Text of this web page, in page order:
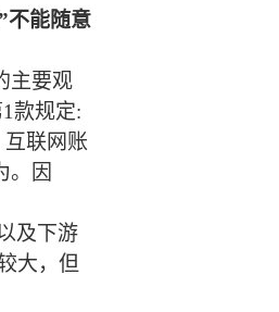
不能随意
主要观
款规定:
联网账
。因
及下游
大， 但